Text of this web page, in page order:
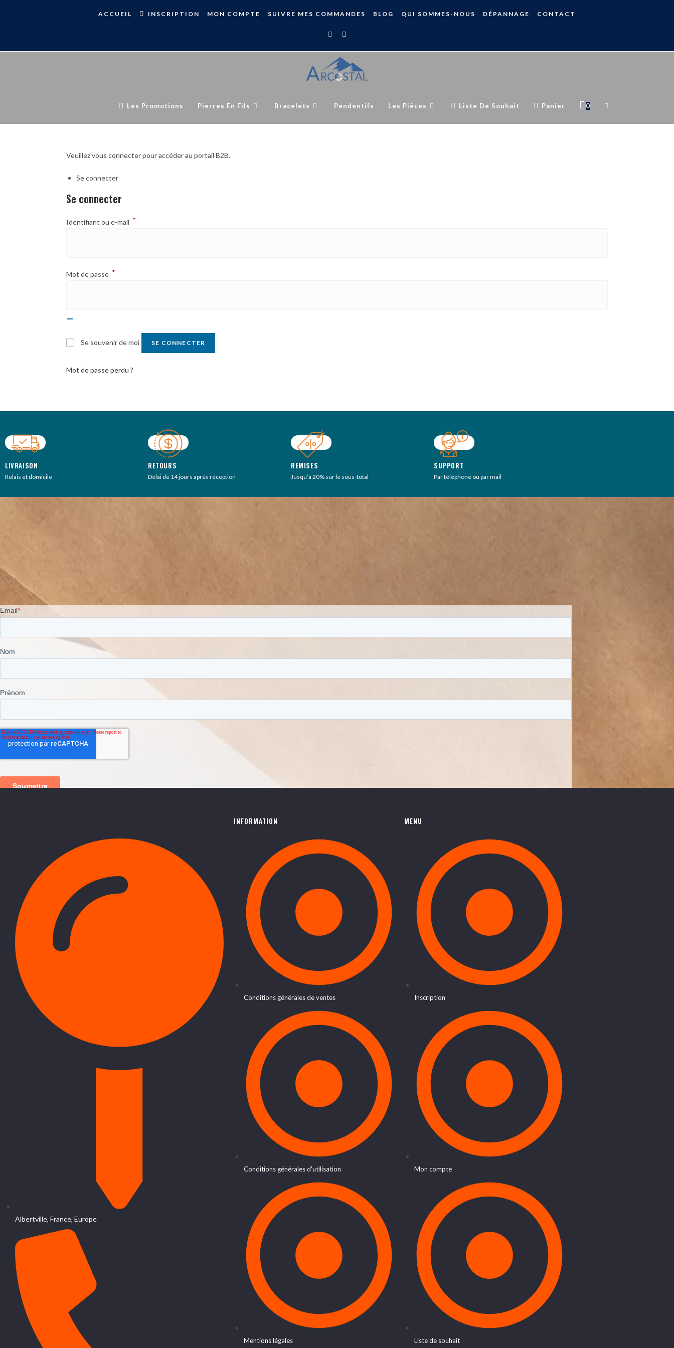
ACCUEIL INSCRIPTION MON COMPTE SUIVRE MES COMMANDES BLOG QUI SOMMES-NOUS DÉPANNAGE CONTACT
Les Promotions Pierres En Fils Bracelets Pendentifs Les Pièces Liste De Souhait Panier 0
Veuillez vous connecter pour accéder au portail B2B.
Se connecter
Se connecter
Identifiant ou e-mail *
Mot de passe *
Se souvenir de moi SE CONNECTER
Mot de passe perdu ?
LIVRAISON
Relais et domicile
RETOURS
Délai de 14 jours après réception
REMISES
Jusqu’à 20% sur le sous-total
SUPPORT
Par téléphone ou par mail
Albertville, France, Europe
INFORMATION
Conditions générales de ventes
Conditions générales d'utilisation
Mentions légales
MENU
Inscription
Mon compte
Liste de souhait